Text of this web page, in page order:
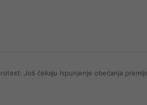
Još čekaju ispunjenje obećanja